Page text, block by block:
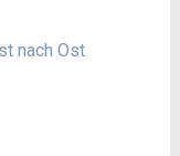
nach Ost